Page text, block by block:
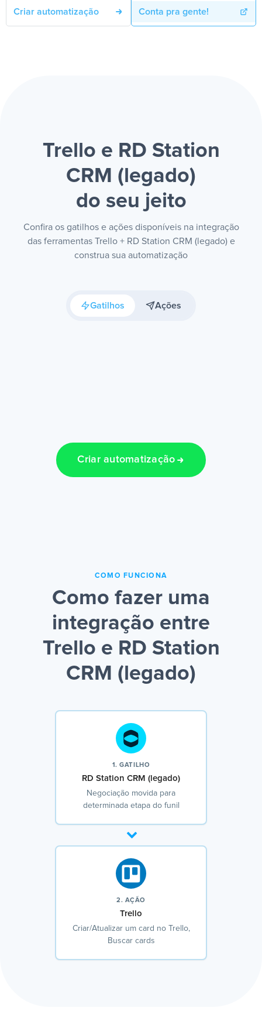
Criar automatização Conta pra gente!
Trello e RD Station
CRM (legado)
do seu jeito
Confira os gatilhos e ações disponíveis na integração
das ferramentas Trello + RD Station CRM (legado) e
construa sua automatização
Gatilhos Ações
Criar automatização
COMO FUNCIONA
Como fazer uma
integração entre
Trello e RD Station
CRM (legado)
1. GATILHO
RD Station CRM (legado)
Negociação movida para
determinada etapa do funil
2. AÇÃO
Trello
Criar/Atualizar um card no Trello,
Buscar cards